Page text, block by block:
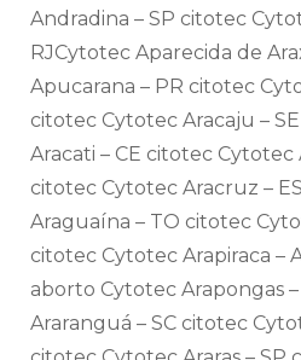
Andradina – SP citotec
RJCytotec Aparecida de
Apucarana – PR citotec
citotec Cytotec Aracaju –
Aracati – CE citotec Cytotec
citotec Cytotec Aracruz –
Araguaína – TO citotec
citotec Cytotec Arapiraca –
aborto Cytotec Arapongas
Araranguá – SC citotec